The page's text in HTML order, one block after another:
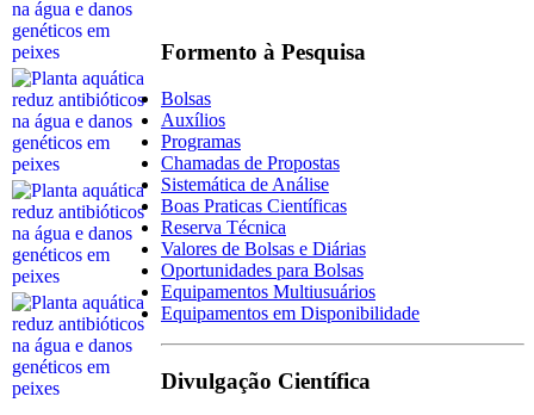
Formento à Pesquisa
Bolsas
Auxílios
Programas
Chamadas de Propostas
Sistemática de Análise
Boas Praticas Científicas
Reserva Técnica
Valores de Bolsas e Diárias
Oportunidades para Bolsas
Equipamentos Multiusuários
Equipamentos em Disponibilidade
Divulgação Científica